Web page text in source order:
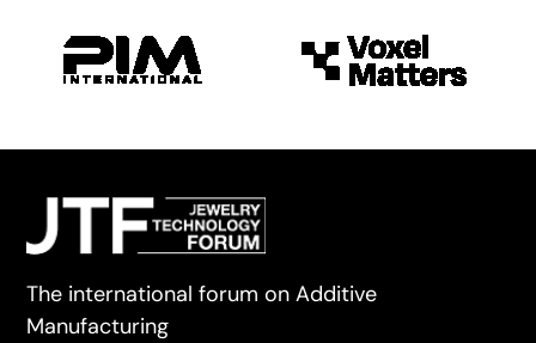
The international forum on Additive
Manufacturing